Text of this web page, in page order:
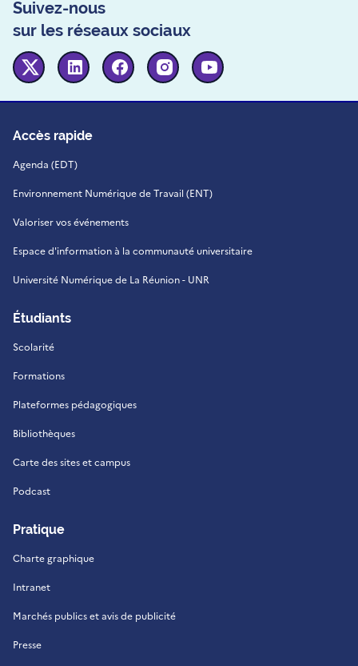
Suivez-nous
sur les réseaux sociaux
Twitter Linkedin FacebookInstagram
Accès rapide
Agenda (EDT)
Environnement Numérique de Travail (ENT)
Valoriser vos événements
Espace d'information à la communauté universitaire
Université Numérique de La Réunion - UNR
Étudiants
Scolarité
Formations
Plateformes pédagogiques
Bibliothèques
Carte des sites et campus
Podcast
Pratique
Charte graphique
Intranet
Marchés publics et avis de publicité
Presse